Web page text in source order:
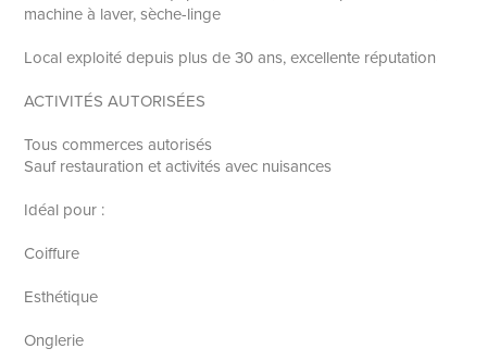
machine à laver, sèche-linge
Local exploité depuis plus de 30 ans, excellente réputation
ACTIVITÉS AUTORISÉES
Tous commerces autorisés
Sauf restauration et activités avec nuisances
Idéal pour :
Coiffure
Esthétique
Onglerie